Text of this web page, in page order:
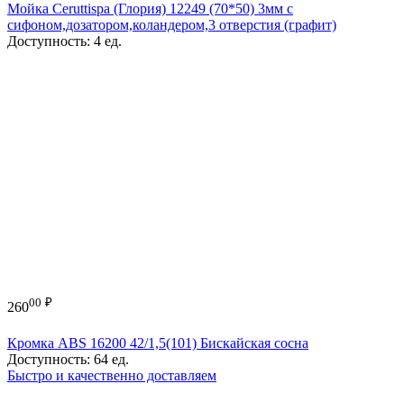
Мойка Ceruttispa (Глория) 12249 (70*50) 3мм с
сифоном,дозатором,коландером,3 отверстия (графит)
Доступность: 4 ед.
26000 ₽
Кромка ABS 16200 42/1,5(101) Бискайская сосна
Доступность: 64 ед.
Быстро и качественно доставляем